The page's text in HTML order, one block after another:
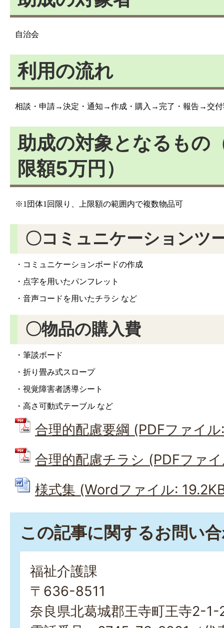
自治会
利用の流れ
相談・申請→決定・通知→作成・購入→完了・報告→交
助成の対象となるもの
限額5万円）
※1団体1回限り、上限額の範囲内で複数物品可
〇コミュニケーションツ
・コミュニケーションボードの作成
・点字を用いたパンフレット
・音声コードを用いたチラシ など
〇物品の購入費
・筆談ボード
・折り畳み式スロープ
・視覚障害者誘導シート
・高さ可動式テーブル など
合理的配慮要綱 (PDFファイ
合理的配慮チラシ (PDFファ
様式集 (Wordファイル:
この記事に関するお問い
福祉介護課
〒636-8511
奈良県北葛城郡王寺町王寺2-